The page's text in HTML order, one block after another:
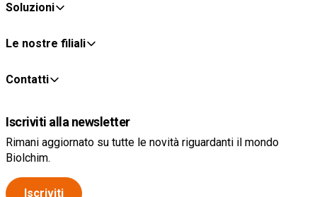
Soluzioni
Le nostre filiali
Contatti
Iscriviti alla newsletter
Rimani aggiornato su tutte le novità riguardanti il mondo
Biolchim.
Iscriviti